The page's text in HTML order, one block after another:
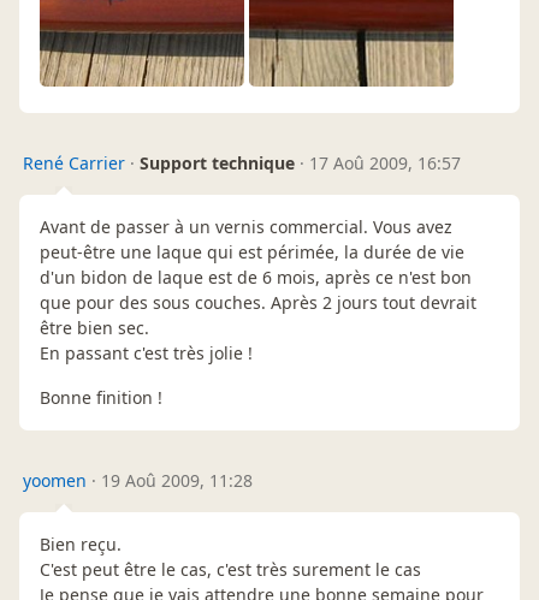
René Carrier · Support technique · 17 Aoû 2009, 16:57
Avant de passer à un vernis commercial. Vous avez
peut-être une laque qui est périmée, la durée de vie
d'un bidon de laque est de 6 mois, après ce n'est bon
que pour des sous couches. Après 2 jours tout devrait
être bien sec.
En passant c'est très jolie !
Bonne finition !
yoomen · 19 Aoû 2009, 11:28
Bien reçu.
C'est peut être le cas, c'est très surement le cas
Je pense que je vais attendre une bonne semaine pour